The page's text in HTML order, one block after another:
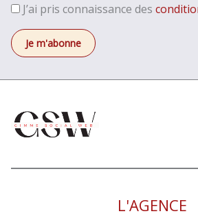
J’ai pris connaissance des
L'AGENCE